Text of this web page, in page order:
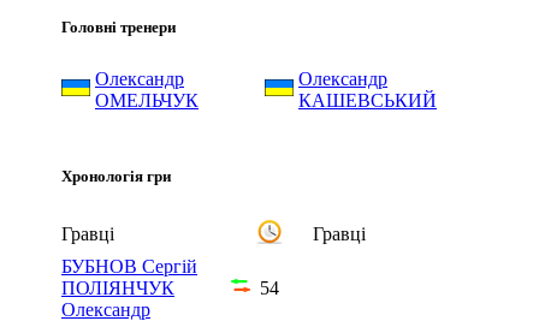
Головні тренери
Олександр
ОМЕЛЬЧУК
Олександр
КАШЕВСЬКИЙ
Хронологія гри
Гравці
Гравці
БУБНОВ Сергій
ПОЛІЯНЧУК
Олександр
54